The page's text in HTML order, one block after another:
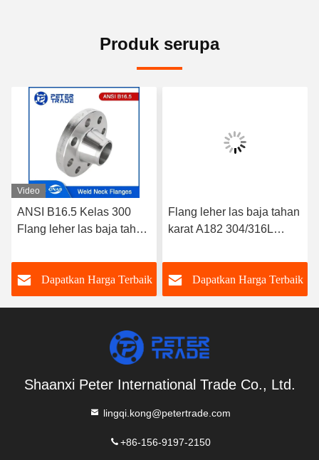
Produk serupa
Video
ANSI B16.5 Kelas 300
Flang leher las baja tahan
WNRF Wajah yang
ditinggikan dan Wajah
datar
Dapatkan Harga Terbaik
Flang leher las baja tahan
karat A182 304/316L
Wajah Datar ANSI B16.5
Kelas 150Dapatkan Harga Terbaik
Shaanxi Peter International Trade Co., Ltd.
lingqi.kong@petertrade.com
+86-156-9197-2150